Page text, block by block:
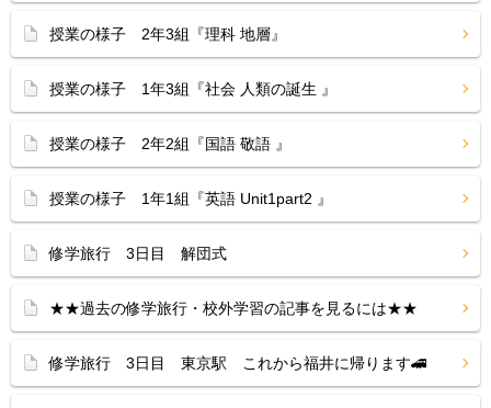
授業の様子 2年3組『理科 地層』
授業の様子 1年3組『社会 人類の誕生 』
授業の様子 2年2組『国語 敬語 』
授業の様子 1年1組『英語 Unit1part2 』
修学旅行 3日目 解団式
★★過去の修学旅行・校外学習の記事を見るには★★
修学旅行 3日目 東京駅 これから福井に帰ります🚄